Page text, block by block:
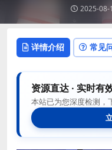
2025-08-
详情介绍 常见
资源直达 · 实时有
本站已为您深度检测，